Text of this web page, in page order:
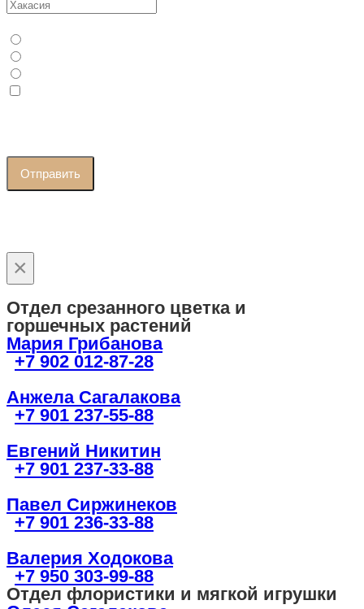
Отправить
×
Отдел срезанного цветка и
горшечных растений
Мария Грибанова
+7 902 012-87-28
Анжела Сагалакова
+7 901 237-55-88
Евгений Никитин
+7 901 237-33-88
Павел Сиржинеков
+7 901 236-33-88
Валерия Ходокова
+7 950 303-99-88
Отдел флористики и мягкой игрушки